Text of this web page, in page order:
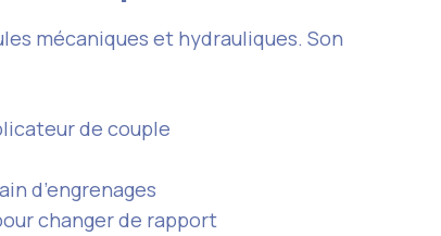
mécaniques et hydrauliques. Son
de couple
d’engrenages
changer de rapport